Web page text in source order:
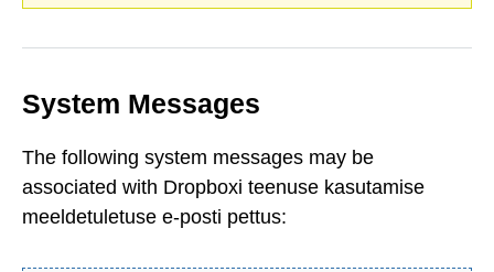
System Messages
The following system messages may be
associated with Dropboxi teenuse kasutamise
meeldetuletuse e-posti pettus: